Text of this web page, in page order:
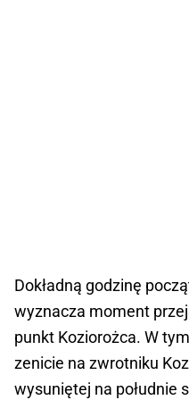
Dokładną godzinę
wyznacza moment
punkt Koziorożca. W
zenicie na zwrotniku
wysuniętej na południe